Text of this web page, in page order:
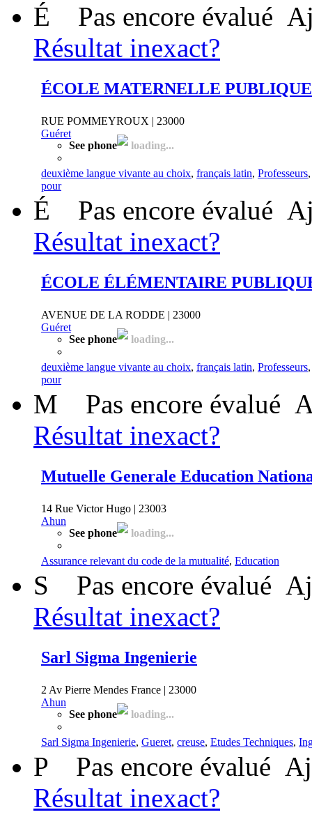
É Pas encore évalué
Résultat inexact?
ÉCOLE MATERNELLE
RUE POMMEYROUX | 23000
Guéret
See phone
loading...
deuxième langue vivante au choix, français latin, Professeurs
pour
É Pas encore évalué
Résultat inexact?
ÉCOLE ÉLÉMENTAIRE
AVENUE DE LA RODDE | 23000
Guéret
See phone
loading...
deuxième langue vivante au choix, français latin, Professeurs
pour
M Pas encore évalué
Résultat inexact?
Mutuelle Generale Education
14 Rue Victor Hugo | 23003
Ahun
See phone
loading...
Assurance relevant du code de la mutualité, Education
S Pas encore évalué
Résultat inexact?
Sarl Sigma Ingenierie
2 Av Pierre Mendes France | 23000
Ahun
See phone
loading...
Sarl Sigma Ingenierie, Gueret, creuse, Etudes Techniques,
P Pas encore évalué
Résultat inexact?